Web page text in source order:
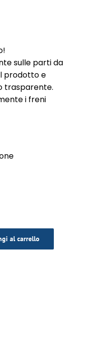
sulle parti da
prodotto e
trasparente.
i freni
al carrello